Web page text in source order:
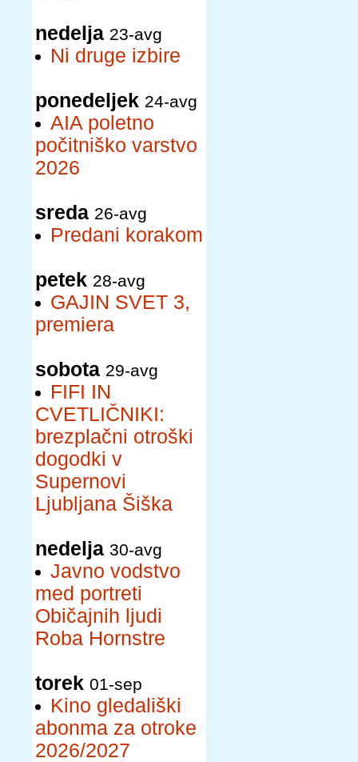
nedelja 23-avg
Ni druge izbire
ponedeljek 24-avg
AIA poletno
počitniško varstvo
2026
sreda 26-avg
Predani korakom
petek 28-avg
GAJIN SVET 3,
premiera
sobota 29-avg
FIFI IN
CVETLIČNIKI:
brezplačni otroški
dogodki v
Supernovi
Ljubljana Šiška
nedelja 30-avg
Javno vodstvo
med portreti
Običajnih ljudi
Roba Hornstre
torek 01-sep
Kino gledališki
abonma za otroke
2026/2027